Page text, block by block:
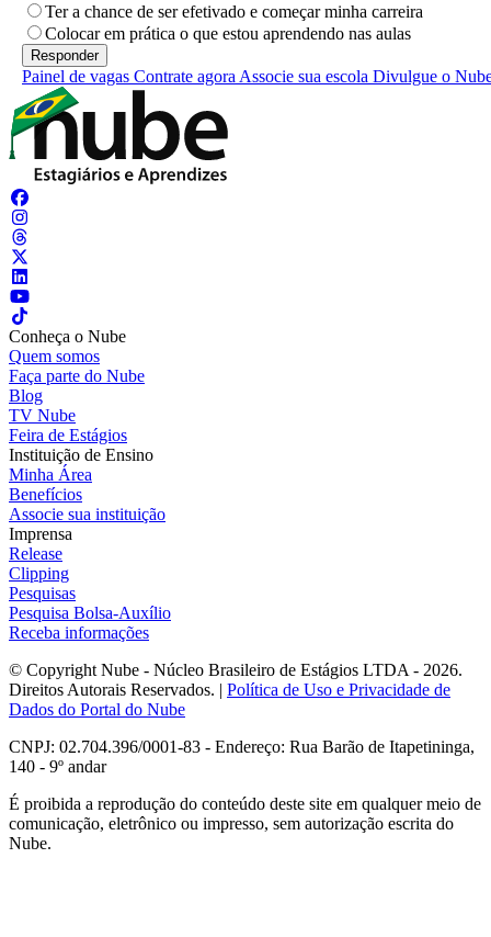
Ter a chance de ser efetivado e começar minha carreira
Colocar em prática o que estou aprendendo nas aulas
Painel de vagas Contrate agora Associe sua escola Divulgue o
Conheça o Nube
Quem somos
Faça parte do Nube
Blog
TV Nube
Feira de Estágios
Instituição de Ensino
Minha Área
Benefícios
Associe sua instituição
Imprensa
Release
Clipping
Pesquisas
Pesquisa Bolsa-Auxílio
Receba informações
© Copyright Nube - Núcleo Brasileiro de Estágios LTDA - 2026.
Direitos Autorais Reservados. | Política de Uso e Privacidade de
Dados do Portal do Nube
CNPJ: 02.704.396/0001-83 - Endereço: Rua Barão de Itapetininga,
140 - 9º andar
É proibida a reprodução do conteúdo deste site em qualquer meio de
comunicação, eletrônico ou impresso, sem autorização escrita do
Nube.